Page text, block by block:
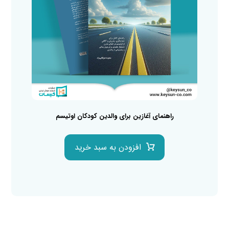
راهنمای آغازین برای والدین کودکان اوتیسم
افزودن به سبد خرید